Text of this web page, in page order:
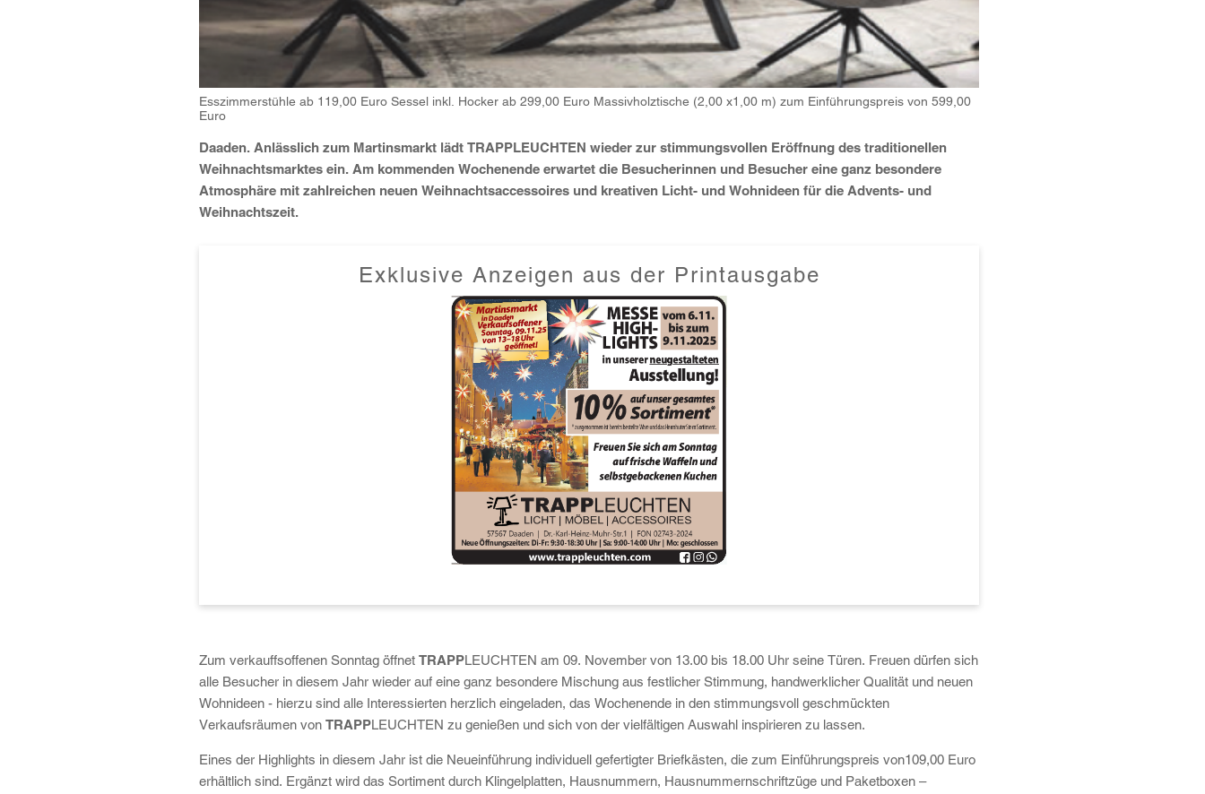
Esszimmerstühle ab 119,00 Euro Sessel inkl. Hocker ab 299,00 Euro Massivholztische (2,00 x1,00 m) zum Einführungspreis von 599,00
Euro
Daaden. Anlässlich zum Martinsmarkt lädt TRAPPLEUCHTEN wieder zur stimmungsvollen Eröffnung des traditionellen
Weihnachtsmarktes ein. Am kommenden Wochenende erwartet die Besucherinnen und Besucher eine ganz besondere
Atmosphäre mit zahlreichen neuen Weihnachtsaccessoires und kreativen Licht- und Wohnideen für die Advents- und
Weihnachtszeit.
Exklusive Anzeigen aus der Printausgabe
Zum verkauffsoffenen Sonntag öffnet TRAPPLEUCHTEN am 09. November von 13.00 bis 18.00 Uhr seine Türen. Freuen dürfen sich
alle Besucher in diesem Jahr wieder auf eine ganz besondere Mischung aus festlicher Stimmung, handwerklicher Qualität und neuen
Wohnideen - hierzu sind alle Interessierten herzlich eingeladen, das Wochenende in den stimmungsvoll geschmückten
Verkaufsräumen von TRAPPLEUCHTEN zu genießen und sich von der vielfältigen Auswahl inspirieren zu lassen.
Eines der Highlights in diesem Jahr ist die Neueinführung individuell gefertigter Briefkästen, die zum Einführungspreis von109,00 Euro
erhältlich sind. Ergänzt wird das Sortiment durch Klingelplatten, Hausnummern, Hausnummernschriftzüge und Paketboxen –